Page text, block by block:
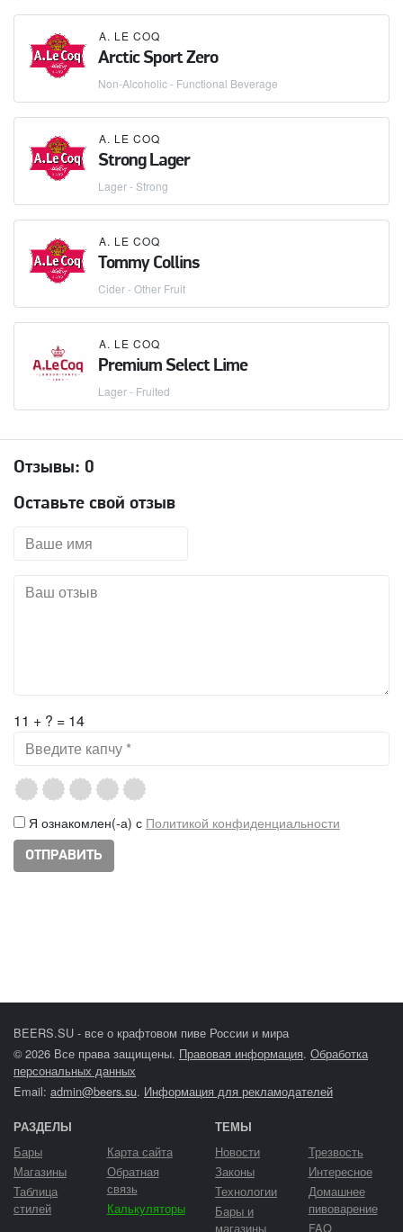
A. LE COQ
Arctic Sport Zero
Non-Alcoholic - Functional Beverage
A. LE COQ
Strong Lager
Lager - Strong
A. LE COQ
Tommy Collins
Cider - Other Fruit
A. LE COQ
Premium Select Lime
Lager - Fruited
Отзывы: 0
Оставьте свой отзыв
11 + ? = 14
Я ознакомлен(-а) с Политикой конфиденциальности
BEERS.SU - все о крафтовом пиве России и мира
© 2026 Все права защищены. Правовая информация. Обработка
персональных данных
Email: admin@beers.su. Информация для рекламодателей
РАЗДЕЛЫ
Бары
Магазины
Таблица
стилей
Карта сайта
Обратная
связь
Калькуляторы
ТЕМЫ
Новости
Законы
Технологии
Бары и
магазины
Трезвость
Интересное
Домашнее
пивоварение
FAQ